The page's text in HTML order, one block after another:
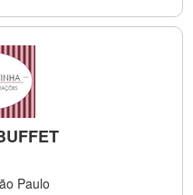
Paulo